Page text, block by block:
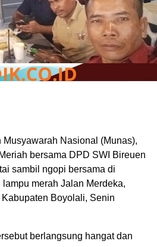
Nasional (Munas),
bersama DPD SWI Bireuen
sambil ngopi bersama di
merah Jalan Merdeka,
Boyolali, Senin
berlangsung hangat dan